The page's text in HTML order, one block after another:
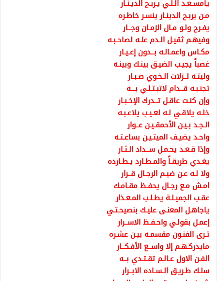
يامسـعـد الـلـي يـربـح الديـنـار
مـن يربـح الدينـار ينسـر خاطـره
يفـرح ولـو مـال الزمـان وجــار
وفيهـم ثقيـل الـدم علـه لصاحـبـه
مكـاس واعمـالـه بــدون إعـيـار
غصباً يجيـب الضيـق بينـك وبينـه
وليتـه لــزلات الـخـوي صـبـار
تجنـبـه قــدام لاتبـتـلـي بـــه
وإن كنـت عاقـل تــدرك الإخـبـار
خلـه يلاقـي لـه لعـيـب يلاعـبـه
الـجـد بـيـن الأحمقـيـن عــوار
واحـد يضيـف الميتـيـن بساعـتـه
وإذا قـعـد يحـمـل ســداد الـثـار
يغـدي طريقـاً والمـطـارد يـطـارده
ولا لـه عـن ضيـم الرجـال قــرار
امـش مـع رجـال يحفـظ مقـامـك
عقـب الجميـلـة يطـلـب المـعـذار
ياجاهـل المعنـى عليـك بنصيحـتـي
إعمـل بقولـي واحـفـظ الاســرار
تـرى الفنـون مقسمـه بيـن عشـره
مايدركـهـم إلا واســع الأفـكــار
الفـن الاول عـالـم تقـتـدي بــه
سلـك طـريـق الـسـاده الابــرار